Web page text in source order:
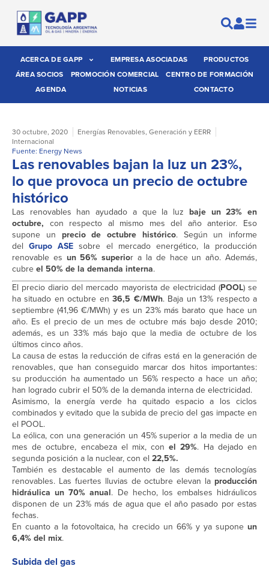
ACERCA DE GAPP EMPRESA ASOCIADAS
PRODUCTOS
ÁREA SOCIOS
PROMOCIÓN COMERCIAL
CENTRO DE FORMACIÓN
AGENDA
NOTICIAS CONTACTO
30 octubre, 2020 Energías Renovables, Generación y EERR
Internacional
Fuente: Energy News
Las renovables bajan la luz un 23%,
lo que provoca un precio de octubre
histórico
Las renovables han ayudado a que la luz baje un 23% en
octubre, con respecto al mismo mes del año anterior. Eso
supone un precio de octubre histórico. Según un informe
delGrupo ASE sobre el mercado energético, la producción
renovable es un 56% superior a la de hace un año. Además,
cubreel 50% de la demanda interna.
El precio diario del mercado mayorista de electricidad (POOL) se
ha situado en octubre en36,5 €/MWh. Baja un 13% respecto a
septiembre (41,96 €/MWh) y es un 23% más barato que hace un
año. Es el precio de un mes de octubre más bajo desde 2010;
además, es un 33% más bajo que la media de octubre de los
últimos cinco años.
La causa de estas la reducción de cifras está en la generación de
renovables, que han conseguido marcar dos hitos importantes:
su producción ha aumentado un 56% respecto a hace un año;
han logrado cubrir el 50% de la demanda interna de electricidad.
Asimismo, la energía verde ha quitado espacio a los ciclos
combinados y evitado que la subida de precio del gas impacte en
el POOL.
La eólica, con una generación un 45% superior a la media de un
mes de octubre, encabeza el mix, conel 29%. Ha dejado en
segunda posición a la nuclear, con el 22,5%.
También es destacable el aumento de las demás tecnologías
renovables. Las fuertes lluvias de octubre elevan la producción
hidráulica un 70% anual. De hecho, los embalses hidráulicos
disponen de un 23% más de agua que el año pasado por estas
fechas.
En cuanto a la fotovoltaica, ha crecido un 66% y ya supone un
6,4% del mix.
Subida del gas